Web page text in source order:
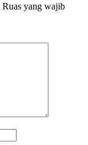
Ruas yang wajib